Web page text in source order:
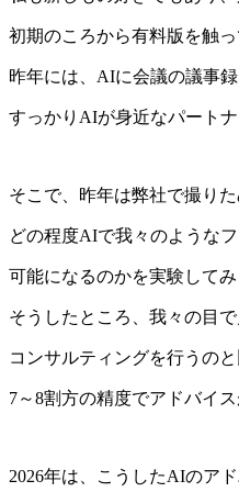
初期のころから有料版を触っ
昨年には、AIに会議の議事
すっかりAIが身近なパート
そこで、昨年は弊社で撮り
どの程度AIで我々のような
可能になるのかを実験してみ
そうしたところ、我々の目
コンサルティングを行うの
7～8割方の精度でアドバイ
2026年は、こうしたAIのア